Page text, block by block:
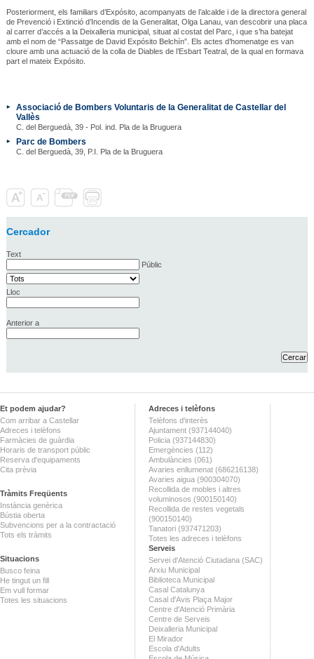
Posteriorment, els familiars d’Expósito, acompanyats de l’alcalde i de la directora general
de Prevenció i Extinció d’Incendis de la Generalitat, Olga Lanau, van descobrir una placa
al carrer d’accés a la Deixalleria municipal, situat al costat del Parc, i que s’ha batejat
amb el nom de “Passatge de David Expósito Belchín”. Els actes d’homenatge es van
cloure amb una actuació de la colla de Diables de l’Esbart Teatral, de la qual en formava
part el mateix Expósito.
Associació de Bombers Voluntaris de la Generalitat de Castellar del
Vallès
C. del Berguedà, 39 - Pol. ind. Pla de la Bruguera
Parc de Bombers
C. del Berguedà, 39, P.I. Pla de la Bruguera
Cercador
Text
Públic
Lloc
Anterior a
Et podem ajudar?
Com arribar a Castellar
Adreces i telèfons
Farmàcies de guàrdia
Horaris de transport públic
Reserva d'equipaments
Cita prèvia
Tràmits Freqüents
Instància genèrica
Bústia oberta
Subvencions per a la contractació
Tots els tràmits
Situacions
Busco feina
He tingut un fill
Em vull formar
Totes les situacions
Adreces i telèfons
Telèfons d'interès
Ajuntament (937144040)
Policia (937144830)
Emergències (112)
Ambulàncies (061)
Avaries enllumenat (686216138)
Avaries aigua (900304070)
Recollida de mobles i altres
voluminosos (900150140)
Recollida de restes vegetals
(900150140)
Tanatori (937471203)
Totes les adreces i telèfons
Serveis
Servei d'Atenció Ciutadana (SAC)
Arxiu Municipal
Biblioteca Municipal
Casal Catalunya
Casal d'Avis Plaça Major
Centre d'Atenció Primària
Centre de Serveis
Deixalleria Municipal
El Mirador
Escola d'Adults